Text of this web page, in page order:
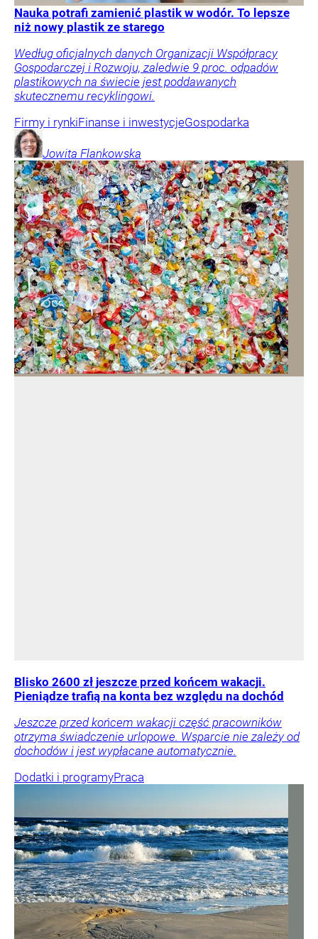
Nauka potrafi zamienić plastik w wodór. To lepsze
niż nowy plastik ze starego
Według oficjalnych danych Organizacji Współpracy
Gospodarczej i Rozwoju, zaledwie 9 proc. odpadów
plastikowych na świecie jest poddawanych
skutecznemu recyklingowi.
Firmy i rynkiFinanse i inwestycjeGospodarka
Jowita Flankowska
Blisko 2600 zł jeszcze przed końcem wakacji.
Pieniądze trafią na konta bez względu na dochód
Jeszcze przed końcem wakacji część pracowników
otrzyma świadczenie urlopowe. Wsparcie nie zależy od
dochodów i jest wypłacane automatycznie.
Dodatki i programyPraca